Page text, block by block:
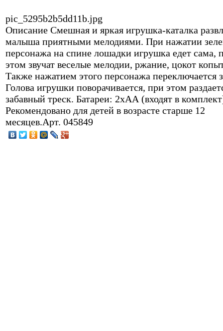
pic_5295b2b5dd11b.jpg
Описание Смешная и яркая игрушка-каталка
малыша приятными мелодиями. При нажатии
персонажа на спине лошадки игрушка едет сама,
этом звучат веселые мелодии, ржание, цокот
Также нажатием этого персонажа переключается
Голова игрушки поворачивается, при этом
забавный треск. Батареи: 2хАА (входят в
Рекомендовано для детей в возрасте старше 12
месяцев.Арт. 045849